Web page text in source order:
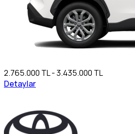
2.765.000 TL - 3.435.000 TL
Detaylar